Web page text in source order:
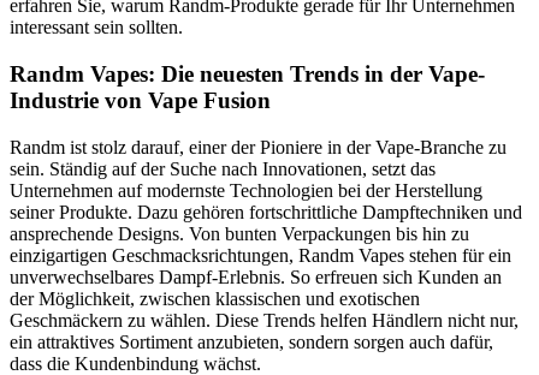
erfahren Sie, warum Randm-Produkte gerade für Ihr Unternehmen
interessant sein sollten.
Randm Vapes: Die neuesten Trends in der Vape-
Industrie von Vape Fusion
Randm ist stolz darauf, einer der Pioniere in der Vape-Branche zu
sein. Ständig auf der Suche nach Innovationen, setzt das
Unternehmen auf modernste Technologien bei der Herstellung
seiner Produkte. Dazu gehören fortschrittliche Dampftechniken und
ansprechende Designs. Von bunten Verpackungen bis hin zu
einzigartigen Geschmacksrichtungen, Randm Vapes stehen für ein
unverwechselbares Dampf-Erlebnis. So erfreuen sich Kunden an
der Möglichkeit, zwischen klassischen und exotischen
Geschmäckern zu wählen. Diese Trends helfen Händlern nicht nur,
ein attraktives Sortiment anzubieten, sondern sorgen auch dafür,
dass die Kundenbindung wächst.